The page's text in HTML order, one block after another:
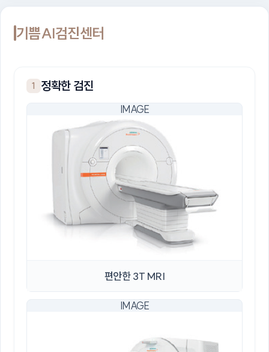
기쁨AI검진센터
1 정확한 검진
편안한 3T MRI